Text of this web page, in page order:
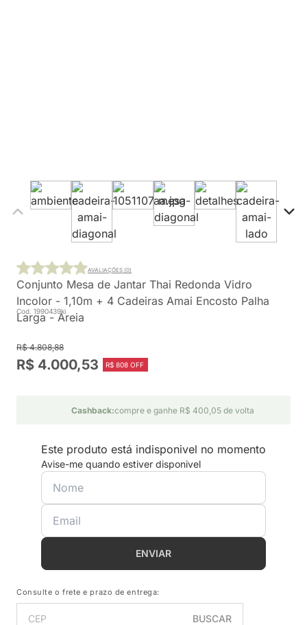
Conjunto Mesa de Jantar Thai Redonda Vidro
Incolor - 1,10m + 4 Cadeiras Amai Encosto Palha
Larga - Areia
Cod. 1990439ki
AVALIAÇÕES (0)
R$ 4.808,88
R$ 4.000,53 R$ 808 OFF
Cashback:compre e ganhe R$ 400,05 de volta
Este produto está indisponivel no momento
Avise-me quando estiver disponivel
ENVIAR
Consulte o frete e prazo de entrega:
BUSCAR